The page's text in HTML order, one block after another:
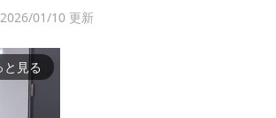
2026/01/10 更新
と見る